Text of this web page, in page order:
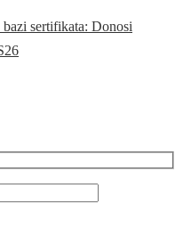
sertifikata: Donosi